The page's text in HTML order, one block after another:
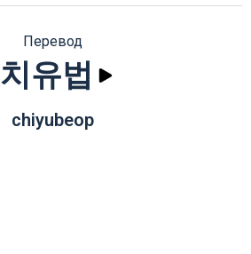
Перевод
치유법
chiyubeop